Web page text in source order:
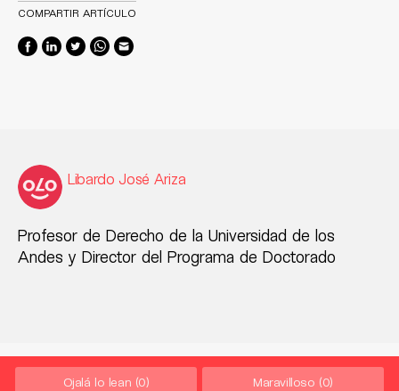
COMPARTIR ARTÍCULO
Libardo José Ariza
Profesor de Derecho de la Universidad de los
Andes y Director del Programa de Doctorado
Ojalá lo lean (0) Maravilloso (0)